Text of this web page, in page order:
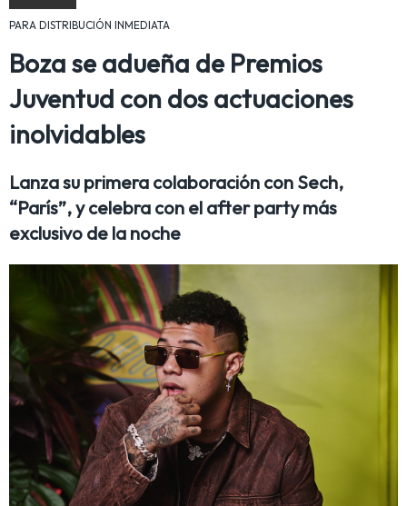
PARA DISTRIBUCIÓN INMEDIATA
Boza se adueña de Premios
Juventud con dos actuaciones
inolvidables
Lanza su primera colaboración con Sech,
“París”, y celebra con el after party más
exclusivo de la noche